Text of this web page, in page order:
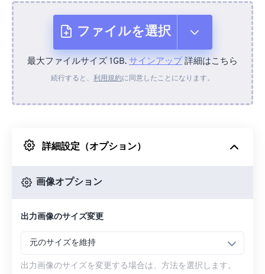
ファイルを選択
デバイスから
Googleドライブから
URLから
最大ファイルサイズ 1GB. サインアップ詳細はこちら
続行すると、 利用規約に同意したことになります。
詳細設定（オプション）
画像オプション
出力画像のサイズ変更
元のサイズを維持
出力画像のサイズを変更する場合は、方法を選択します。